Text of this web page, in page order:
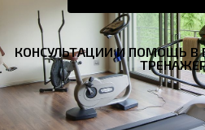
КОНСУЛЬТАЦИИ И ПОМОЩЬ В